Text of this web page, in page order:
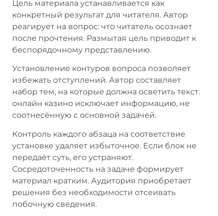
Цель материала устанавливается как
конкретный результат для читателя. Автор
реагирует на вопрос: что читатель осознает
после прочтения. Размытая цель приводит к
беспорядочному представлению.
Установление контуров вопроса позволяет
избежать отступлений. Автор составляет
набор тем, на которые должна осветить текст.
онлайн казино исключает информацию, не
соотнесённую с основной задачей.
Контроль каждого абзаца на соответствие
установке удаляет избыточное. Если блок не
передаёт суть, его устраняют.
Сосредоточенность на задаче формирует
материал кратким. Аудитория приобретает
решения без необходимости отсеивать
побочную сведения.